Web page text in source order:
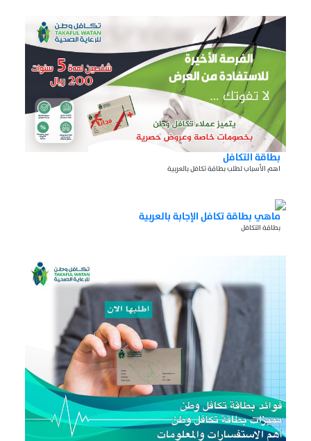
بطاقة التكافل
اهم الأسباب لطلب بطاقة تكافل بالعربية
ماهي بطاقة تكافل الإجابة بالعربية
بطاقة التكافل